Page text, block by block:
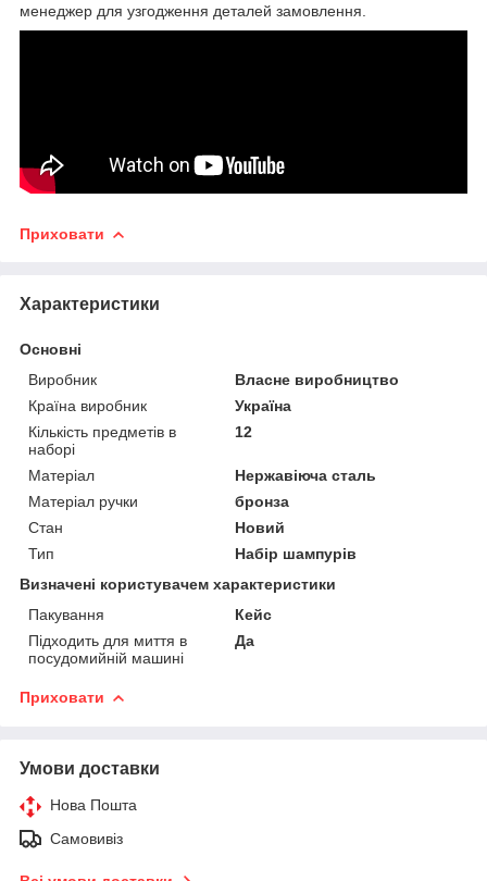
менеджер для узгодження деталей замовлення.
Приховати
Характеристики
Основні
Виробник
Власне виробництво
Країна виробник
Україна
Кількість предметів в
наборі
12
Матеріал
Нержавіюча сталь
Матеріал ручки
бронза
Стан
Новий
Тип
Набір шампурів
Визначені користувачем характеристики
Пакування
Кейс
Підходить для миття в
посудомийній машині
Да
Приховати
Умови доставки
Нова Пошта
Самовивіз